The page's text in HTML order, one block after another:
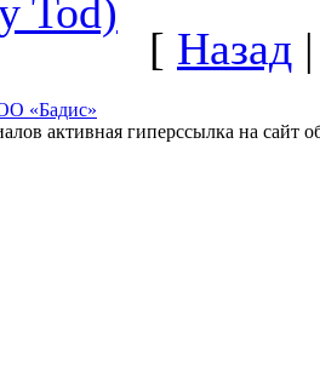
Tod)
[ Назад
«Бадис»
активная гиперссылка на сайт